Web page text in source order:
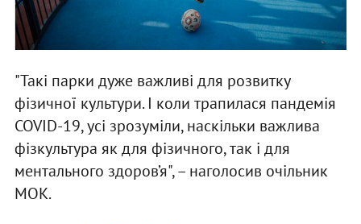
"Такі парки дуже важливі для розвитку
фізичної культури. І коли трапилася пандемія
COVID-19, усі зрозуміли, наскільки важлива
фізкультура як для фізичного, так і для
ментального здоров’я", – наголосив очільник
МОК.